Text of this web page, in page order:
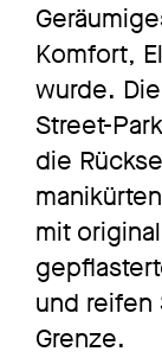
Komfort,
wurde.
Street-
die
mit
und reifen
Grenze.